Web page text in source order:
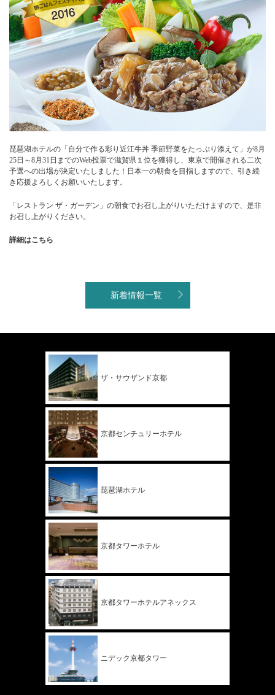
琵琶湖ホテルの「自分で作る彩り近江牛丼 季節野菜をたっぷり添えて」が8月
25日～8月31日までのWeb投票で滋賀県１位を獲得し、東京で開催される二次
予選への出場が決定いたしました！日本一の朝食を目指しますので、引き続
き応援よろしくお願いいたします。
「レストラン ザ・ガーデン」の朝食でお召し上がりいただけますので、是非
お召し上がりください。
詳細はこちら
新着情報一覧
ザ・サウザンド京都
京都センチュリーホテル
琵琶湖ホテル
京都タワーホテル
京都タワーホテルアネックス
ニデック京都タワー